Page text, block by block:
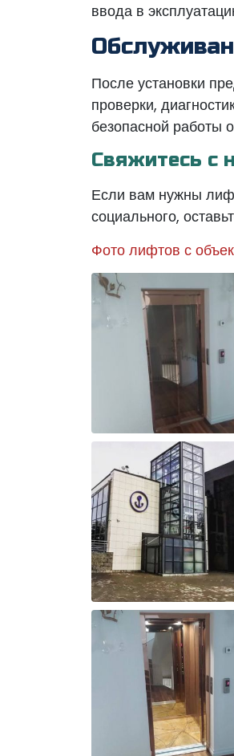
ввода в
После установки
проверки,
безопасной работы
Свяжитесь с
Если вам нужны
социального,
Фото лифтов с